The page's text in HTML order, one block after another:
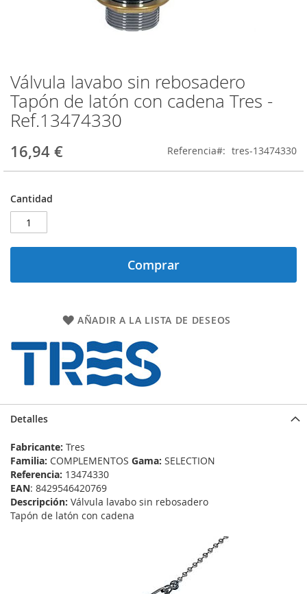
Válvula lavabo sin rebosadero
Tapón de latón con cadena Tres -
Ref.13474330
16,94 € Referencia tres-13474330
Cantidad
Comprar
AÑADIR A LA LISTA DE DESEOS
Saltar
al
comienzo
de
galería
de
imágenes
Detalles
Fabricante: Tres
Familia: COMPLEMENTOS Gama: SELECTION
Referencia: 13474330
EAN: 8429546420769
Descripción: Válvula lavabo sin rebosadero
Tapón de latón con cadena